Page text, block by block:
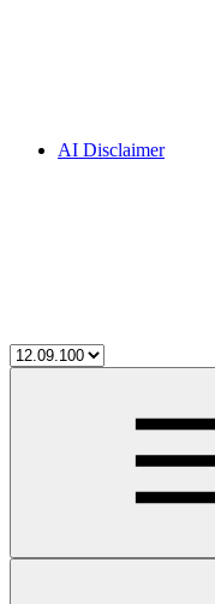
AI Disclaimer